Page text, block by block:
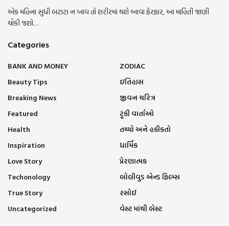
એક મહિના સુધી બટાટા ન ખાવ તો શરીરમાં થશે આવા ફેરફાર, આ માહિતી જાણી
ચોંકી જશો…
Categories
BANK AND MONEY
Beauty Tips
Breaking News
Featured
Health
Inspiration
Love Story
Techonology
True Story
Uncategorized
ZODIAC
ઇતિહાસ
જીવન ચરિત્ર
ટૂંકી વાર્તાઓ
તથ્યો અને હકીકતો
ધાર્મિક
પ્રેરણાત્મક
બોલીવુડ એન્ડ ફિલ્મ્સ
રસોઈ
વેસ્ટ માંથી બેસ્ટ